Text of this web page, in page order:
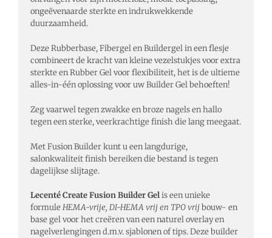
ongeëvenaarde sterkte en indrukwekkende
duurzaamheid.
Deze Rubberbase, Fibergel en Buildergel in een flesje
combineert de kracht van kleine vezelstukjes voor extra
sterkte en Rubber Gel voor flexibiliteit, het is de ultieme
alles-in-één oplossing voor uw Builder Gel behoeften!
Zeg vaarwel tegen zwakke en broze nagels en hallo
tegen een sterke, veerkrachtige finish die lang meegaat.
Met Fusion Builder kunt u een langdurige,
salonkwaliteit finish bereiken die bestand is tegen
dagelijkse slijtage.
Lecenté Create Fusion Builder Gelis een unieke
formuleHEMA-vrije, DI-HEMA vrij en TPO vrij bouw- en
base gel voor het creëren van een naturel overlay en
nagelverlengingen d.m.v. sjablonen of tips. Deze builder